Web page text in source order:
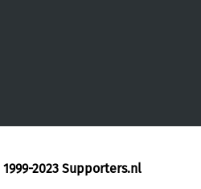
2023 Supporters.nl